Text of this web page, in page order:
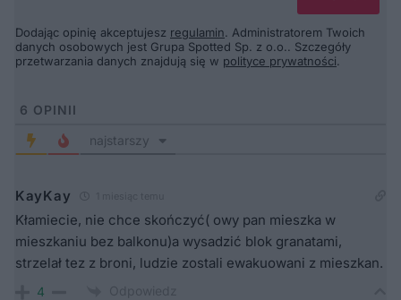
Dodając opinię akceptujesz regulamin. Administratorem Twoich
danych osobowych jest Grupa Spotted Sp. z o.o.. Szczegóły
przetwarzania danych znajdują się w polityce prywatności.
6 OPINII
najstarszy
KayKay
Kłamiecie, nie chce skończyć( owy pan mieszka w
mieszkaniu bez balkonu)a wysadzić blok granatami,
strzelał tez z broni, ludzie zostali ewakuowani z mieszkan.
4